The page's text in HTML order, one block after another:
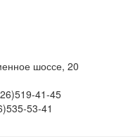
шоссе, 20
41-45
53-41